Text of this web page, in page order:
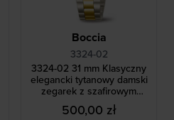
Boccia
3324-02
3324-02 31 mm Klasyczny
elegancki tytanowy damski
zegarek z szafirowym
szkiełkiem
500,00 zł